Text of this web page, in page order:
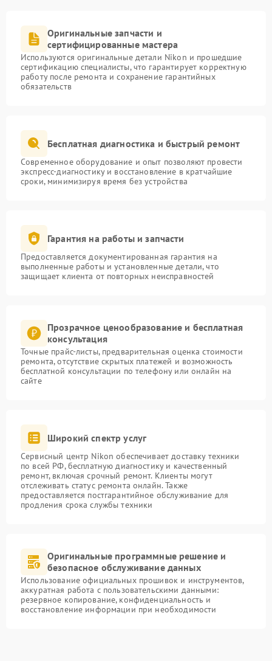
Оригинальные запчасти и
сертифицированные мастера
Используются оригинальные детали Nikon и прошедшие
сертификацию специалисты, что гарантирует корректную
работу после ремонта и сохранение гарантийных
обязательств
Бесплатная диагностика и быстрый ремонт
Современное оборудование и опыт позволяют провести
экспресс-диагностику и восстановление в кратчайшие
сроки, минимизируя время без устройства
Гарантия на работы и запчасти
Предоставляется документированная гарантия на
выполненные работы и установленные детали, что
защищает клиента от повторных неисправностей
Прозрачное ценообразование и бесплатная
консультация
Точные прайс-листы, предварительная оценка стоимости
ремонта, отсутствие скрытых платежей и возможность
бесплатной консультации по телефону или онлайн на
сайте
Широкий спектр услуг
Сервисный центр Nikon обеспечивает доставку техники
по всей РФ, бесплатную диагностику и качественный
ремонт, включая срочный ремонт. Клиенты могут
отслеживать статус ремонта онлайн. Также
предоставляется постгарантийное обслуживание для
продления срока службы техники
Оригинальные программные решение и
безопасное обслуживание данных
Использование официальных прошивок и инструментов,
аккуратная работа с пользовательскими данными:
резервное копирование, конфиденциальность и
восстановление информации при необходимости